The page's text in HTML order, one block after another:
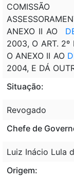
ANEXO II AO
2003, O ART. 2º
O ANEXO II AO
2004, E DÁ
Situação:
Revogado
Chefe de
Luiz Inácio Lula
Origem: